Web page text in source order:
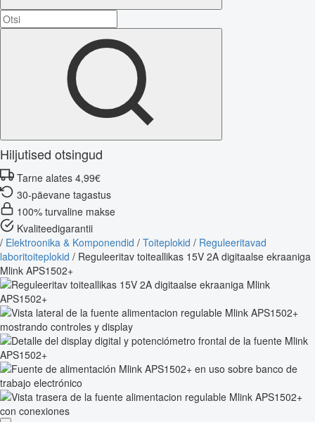
Hiljutised otsingud
Tarne alates 4,99€
30-päevane tagastus
100% turvaline makse
Kvaliteedigarantii
/ Elektroonika & Komponendid / Toiteplokid / Reguleeritavad
laboritoiteplokid / Reguleeritav toiteallikas 15V 2A digitaalse ekraaniga
Mlink APS1502+